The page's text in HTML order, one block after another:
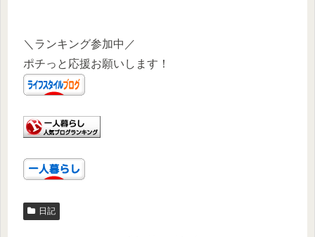
＼ランキング参加中／
ポチっと応援お願いします！
日記